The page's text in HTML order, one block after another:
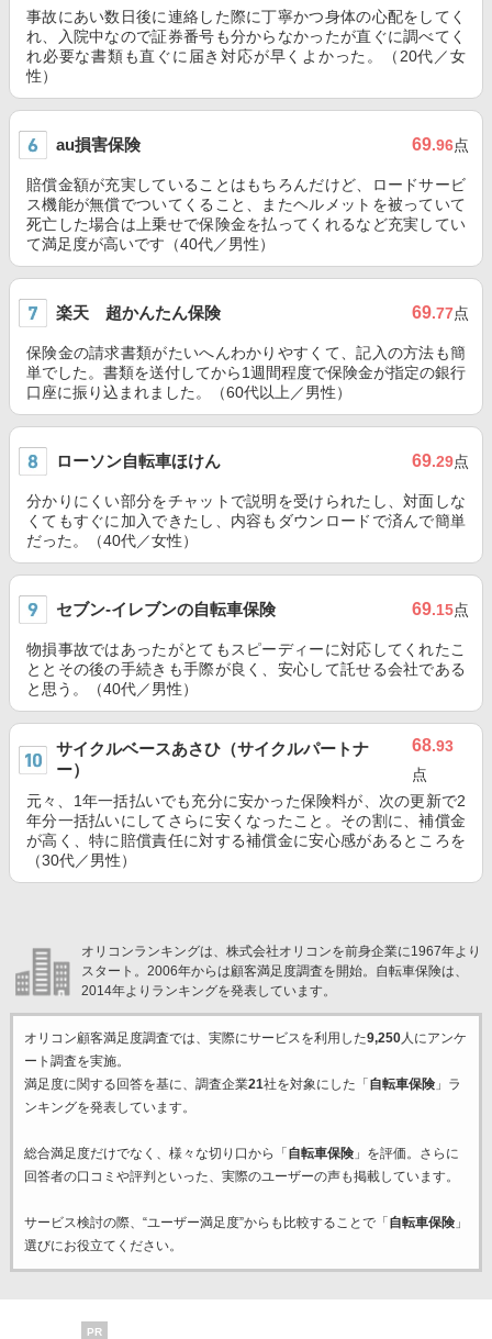
事故にあい数日後に連絡した際に丁寧かつ身体の心配をしてく
れ、入院中なので証券番号も分からなかったが直ぐに調べてく
れ必要な書類も直ぐに届き対応が早くよかった。（20代／女
性）
au損害保険 69.96点
賠償金額が充実していることはもちろんだけど、ロードサービ
ス機能が無償でついてくること、またヘルメットを被っていて
死亡した場合は上乗せで保険金を払ってくれるなど充実してい
て満足度が高いです（40代／男性）
楽天 超かんたん保険 69.77点
保険金の請求書類がたいへんわかりやすくて、記入の方法も簡
単でした。書類を送付してから1週間程度で保険金が指定の銀行
口座に振り込まれました。（60代以上／男性）
ローソン自転車ほけん 69.29点
分かりにくい部分をチャットで説明を受けられたし、対面しな
くてもすぐに加入できたし、内容もダウンロードで済んで簡単
だった。（40代／女性）
セブン‐イレブンの自転車保険 69.15点
物損事故ではあったがとてもスピーディーに対応してくれたこ
ととその後の手続きも手際が良く、安心して託せる会社である
と思う。（40代／男性）
サイクルベースあさひ（サイクルパートナ
ー）
68.93
点
元々、1年一括払いでも充分に安かった保険料が、次の更新で2
年分一括払いにしてさらに安くなったこと。その割に、補償金
が高く、特に賠償責任に対する補償金に安心感があるところを
（30代／男性）
オリコンランキングは、株式会社オリコンを前身企業に1967年より
スタート。2006年からは顧客満足度調査を開始。自転車保険は、
2014年よりランキングを発表しています。
オリコン顧客満足度調査では、実際にサービスを利用した9,250人にアンケ
ート調査を実施。
満足度に関する回答を基に、調査企業21社を対象にした「 自転車保険」ラ
ンキングを発表しています。
総合満足度だけでなく、様々な切り口から「 自転車保険」を評価。さらに
回答者の口コミや評判といった、実際のユーザーの声も掲載しています。
サービス検討の際、“ユーザー満足度”からも比較することで「 自転車保険」
選びにお役立てください。
PR